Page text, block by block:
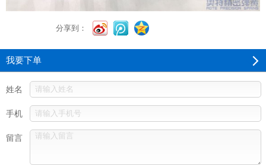
分享到：
我要下单
姓名
手机
留言